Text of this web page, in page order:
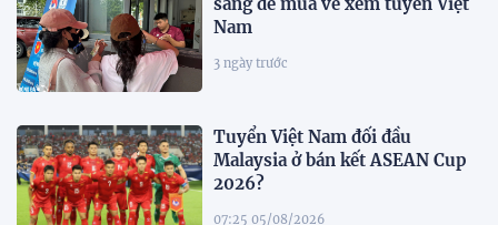
sáng để mua vé xem tuyển Việt
Nam
3 ngày trước
Tuyển Việt Nam đối đầu
Malaysia ở bán kết ASEAN Cup
2026?
07:25 05/08/2026